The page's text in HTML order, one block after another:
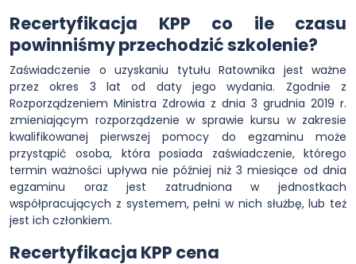
Recertyfikacja KPP co ile czasu
powinniśmy przechodzić szkolenie?
Zaświadczenie o uzyskaniu tytułu Ratownika jest ważne
przez okres 3 lat od daty jego wydania. Zgodnie z
Rozporządzeniem Ministra Zdrowia z dnia 3 grudnia 2019 r.
zmieniającym rozporządzenie w sprawie kursu w zakresie
kwalifikowanej pierwszej pomocy do egzaminu może
przystąpić osoba, która posiada zaświadczenie, którego
termin ważności upływa nie później niż 3 miesiące od dnia
egzaminu oraz jest zatrudniona w jednostkach
współpracujących z systemem, pełni w nich służbę, lub też
jest ich członkiem.
Recertyfikacja KPP cena